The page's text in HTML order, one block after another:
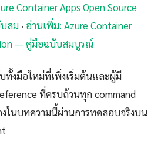
Container Apps Open Source
สม · อ่านเพิ่ม: Azure Container
— คู่มือฉบับสมบูรณ์
งมือใหม่ที่เพิ่งเริ่มต้นและผู้มี
ที่ครบถ้วนทุก command
ในบทความนี้ผ่านการทดสอบจริงบน